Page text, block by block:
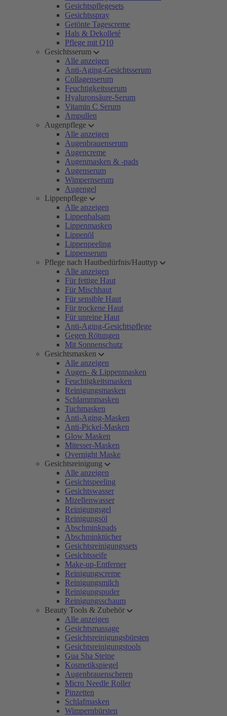
Gesichtspflegesets
Gesichtsspray
Getönte Tagescreme
Hals & Dekolleté
Pflege mit Q10
Gesichtsserum
Alle anzeigen
Anti-Aging-Gesichtsserum
Collagenserum
Feuchtigkeitsserum
Hyaluronsäure-Serum
Vitamin C Serum
Ampullen
Augenpflege
Alle anzeigen
Augenbrauenserum
Augencreme
Augenmasken & -pads
Augenserum
Wimpernserum
Augengel
Lippenpflege
Alle anzeigen
Lippenbalsam
Lippenmasken
Lippenöl
Lippenpeeling
Lippenserum
Pflege nach Hautbedürfnis/Hauttyp
Alle anzeigen
Für fettige Haut
Für Mischhaut
Für sensible Haut
Für trockene Haut
Für unreine Haut
Anti-Aging-Gesichtspflege
Gegen Rötungen
Mit Sonnenschutz
Gesichtsmasken
Alle anzeigen
Augen- & Lippenmasken
Feuchtigkeitsmasken
Reinigungsmasken
Schlammmasken
Tuchmasken
Anti-Aging-Masken
Anti-Pickel-Masken
Glow Masken
Mitesser-Masken
Overnight Maske
Gesichtsreinigung
Alle anzeigen
Gesichtspeeling
Gesichtswasser
Mizellenwasser
Reinigungsgel
Reinigungsöl
Abschminkpads
Abschminktücher
Gesichtsreinigungssets
Gesichtsseife
Make-up-Entferner
Reinigungscreme
Reinigungsmilch
Reinigungspuder
Reinigungsschaum
Beauty Tools & Zubehör
Alle anzeigen
Gesichtsmassage
Gesichtsreinigungsbürsten
Gesichtsreinigungstools
Gua Sha Steine
Kosmetikspiegel
Augenbrauenscheren
Micro Needle Roller
Pinzetten
Schlafmasken
Wimpernbürsten